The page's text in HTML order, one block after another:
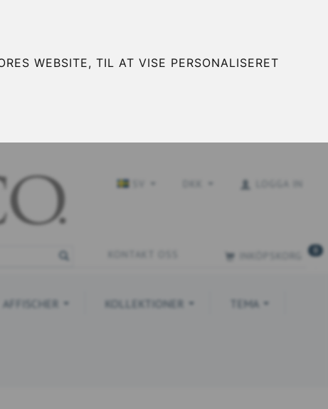
WEBSITE, TIL AT VISE PERSONALISERET
AFFISCHER KOLLEKTIONER TEMA